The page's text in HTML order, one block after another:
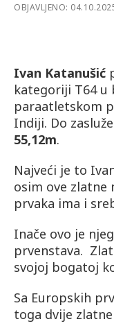
OBJAVLJENO:
Ivan Katanušić
kategoriji T64 u
paraatletskom
Indiji. Do
55,12m.
Najveći je to
osim ove zlatne
prvaka ima i
Inače ovo je
prvenstava.
svojoj bogatoj
Sa Europskih
toga dvije